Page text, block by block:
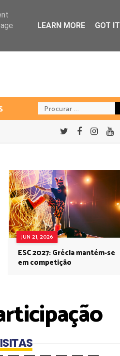
JUN 21, 2026
ESC 2027: Grécia mantém-se
em competição
LEARN MORE GOT IT